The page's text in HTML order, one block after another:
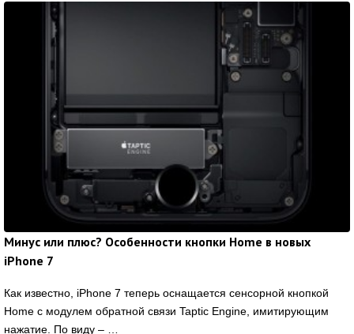
Минус или плюс? Особенности кнопки Home в новых
iPhone 7
Как известно, iPhone 7 теперь оснащается сенсорной кнопкой
Home с модулем обратной связи Taptiс Engine, имитирующим
нажатие. По виду – …